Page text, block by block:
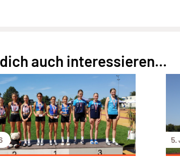
auch interessieren...
5.